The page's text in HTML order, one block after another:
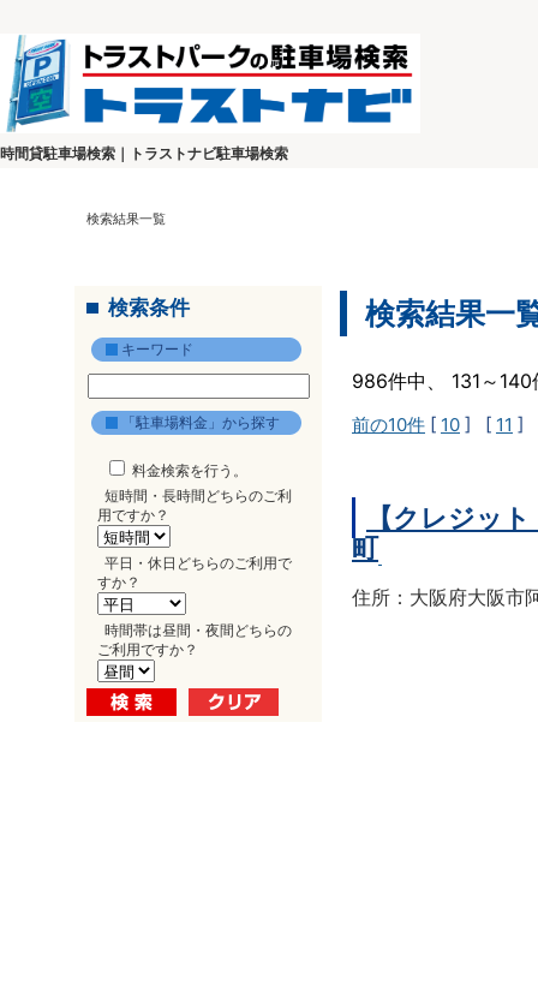
時間貸駐車場検索｜トラストナビ駐車場検索
検索結果一覧
検索条件
キーワード
「駐車場料金」から探す
料金検索を行う。
短時間・長時間どちらのご利
用ですか？
平日・休日どちらのご利用で
すか？
時間帯は昼間・夜間どちらの
ご利用ですか？
検索結果一
986件中、 131～
前の10件 [ 10 ] [ 11 ]
【クレジッ
町
住所：大阪府大阪市